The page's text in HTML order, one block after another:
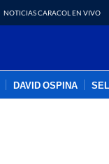
NOTICIAS CARACOL EN VIVO
DAVID OSPINA